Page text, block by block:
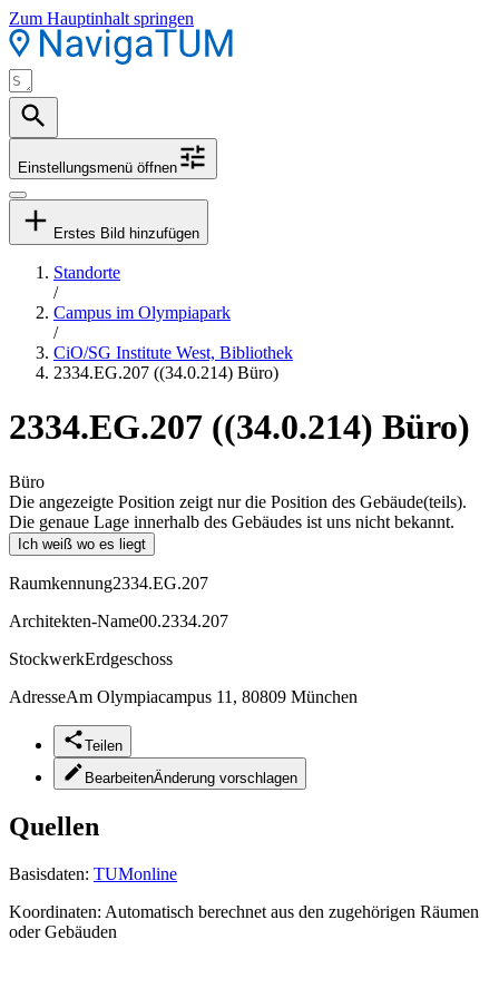
Zum Hauptinhalt springen
Einstellungsmenü öffnen
Erstes Bild hinzufügen
Standorte
/
Campus im Olympiapark
/
CiO/SG Institute West, Bibliothek
2334.EG.207 ((34.0.214) Büro)
2334.EG.207 ((34.0.214) Büro)
Büro
Die angezeigte Position zeigt nur die Position des Gebäude(teils).
Die genaue Lage innerhalb des Gebäudes ist uns nicht bekannt.
Ich weiß wo es liegt
Raumkennung2334.EG.207
Architekten-Name00.2334.207
StockwerkErdgeschoss
AdresseAm Olympiacampus 11, 80809 München
Teilen
BearbeitenÄnderung vorschlagen
Quellen
Basisdaten: TUMonline
Koordinaten: Automatisch berechnet aus den zugehörigen Räumen
oder Gebäuden